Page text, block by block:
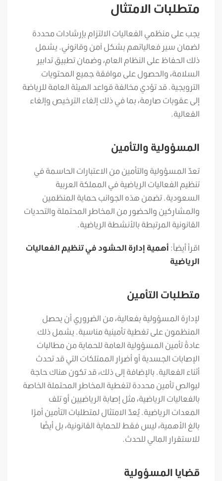
متطلبات الامتثال
يجب على منظمي الفعاليات الالتزام بإرشادات محددة
لضمان سير فعالياتهم بشكل آمن وقانوني. يشمل
ذلك الحفاظ على النظام العام، وضمان تطبيق تدابير
السلامة، والحصول على موافقة جميع المحتويات
الترويجية. قد تؤدي مخالفة قواعد الهيئة العامة للرياضة
إلى عقوبات صارمة، بما في ذلك إلغاء الترخيص وإلغاء
الفعالية.
المسؤولية والتأمين
تعدّ المسؤولية والتأمين من الاعتبارات الحاسمة في
تنظيم الفعاليات الرياضية في المملكة العربية
السعودية. تضمن هذه الجوانب حماية المنظمين
والمشاركين والحضور من المخاطر المحتملة والتحديات
القانونية المرتبطة بالأنشطة الرياضية.
اقرأ أيضاً: أهمية إدارة الحشود في تنظيم الفعاليات
الرياضية
متطلبات التأمين
لإدارة المسؤولية بفعالية، من الضروري أن يحصل
المنظمون على تغطية تأمينية مناسبة. يشمل ذلك
عادةً تأمين المسؤولية العامة للحماية من مطالبات
الإصابات الجسدية أو أضرار الممتلكات التي قد تحدث
أثناء الفعالية. بالإضافة إلى ذلك، قد تكون هناك حاجة
لبوالص تأمين محددة لتغطية المخاطر المحتملة الخاصة
بالفعاليات الرياضية، مثل إصابة الرياضيين أو تلف
المعدات الرياضية. يُعدّ الامتثال لمتطلبات التأمين أمرًا
بالغ الأهمية، ليس فقط للحماية القانونية، بل أيضًا
للاستقرار المالي للحدث.
قضايا المسؤولية